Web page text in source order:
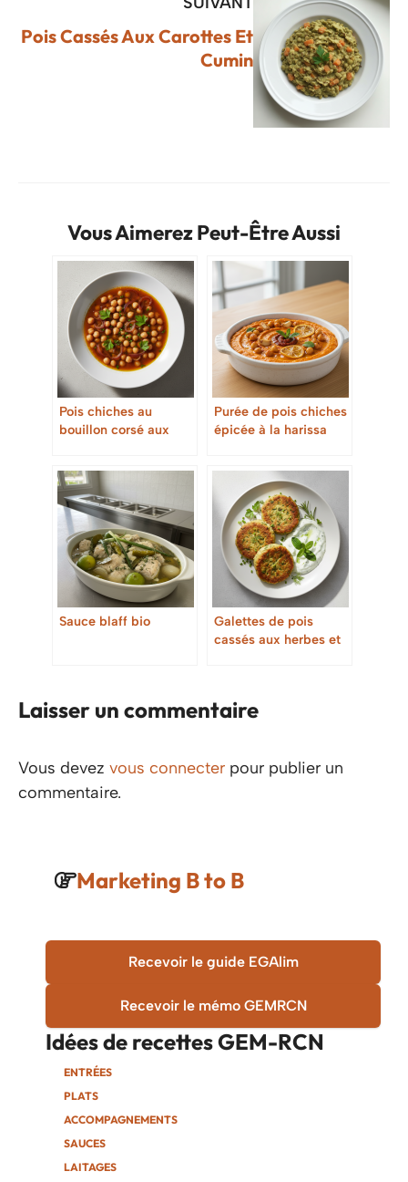
Pois Cassés Aux Carottes Et
Cumin
Vous Aimerez Peut-Être Aussi
Pois chiches au
bouillon corsé aux
Purée de pois chiches
épicée à la harissa
Sauce blaff bio
Galettes de pois
cassés aux herbes et
Laisser un commentaire
Vous devez vous connecter pour publier un
commentaire.
Marketing B to B
Recevoir le guide EGAlim
Recevoir le mémo GEMRCN
Idées de recettesGEM-RCN
ENTRÉES
PLATS
ACCOMPAGNEMENTS
SAUCES
LAITAGES